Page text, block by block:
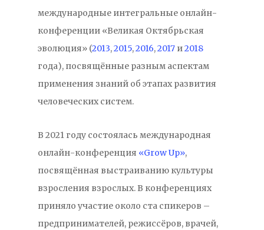
международные интегральные онлайн-
конференции «Великая Октябрьская
эволюция» (2013,2015,2016,2017 и2018
года), посвящённые разным аспектам
применения знаний об этапах развития
человеческих систем.
В 2021 году состоялась международная
онлайн-конференция «Grow Up»,
посвящённая выстраиванию культуры
взросления взрослых. В конференциях
приняло участие около ста спикеров –
предпринимателей, режиссёров, врачей,